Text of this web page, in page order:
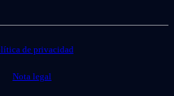
de privacidad
Nota legal